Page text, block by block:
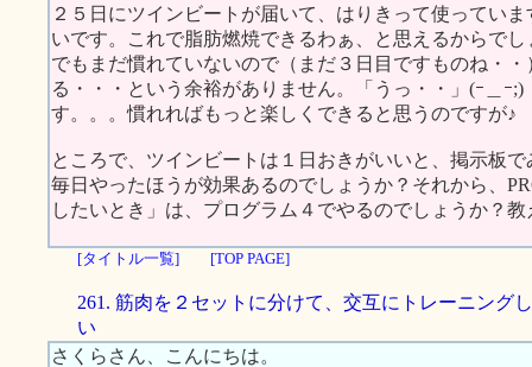
２５日にツインビートが届いて、はりきって使ってい
いです。これで脂肪燃焼できるわぁ、と思えるからで
でもまだ慣れていないので（まだ３日目ですものね・
る・・・という余裕がありません。「うっ・・」(ｰ＿
す。。。慣れればもっと楽しくできると思うのですが
ところで、ツインビートは１日おきがいいと、掲示板
毎日やったほうが効果あるのでしょうか？それから、
したいとき」は、プログラム４でやるのでしょうか？
[タイトル一覧] [TOP PAGE]
261. 筋肉を２セットに分けて、交互にトレーニング
い
さくらさん、こんにちは。